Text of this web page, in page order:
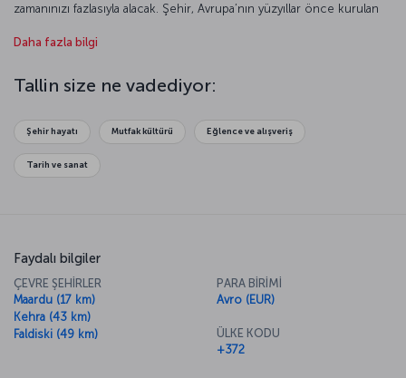
zamanınızı fazlasıyla alacak. Şehir, Avrupa’nın yüzyıllar önce kurulan
UNESCO’nun 1997 yılında Dünya Miras Listesi’ne dâhil ettiği bu
Daha fazla bilgi
Tallin size ne vadediyor:
Şehir hayatı Mutfak kültürü Eğlence ve alışveriş
Tarih ve sanat
Faydalı bilgiler
ÇEVRE ŞEHİRLER
Maardu (17 km)
Kehra (43 km)
Faldiski (49 km)
PARA BİRİMİ
Avro (EUR)
ÜLKE KODU
+372